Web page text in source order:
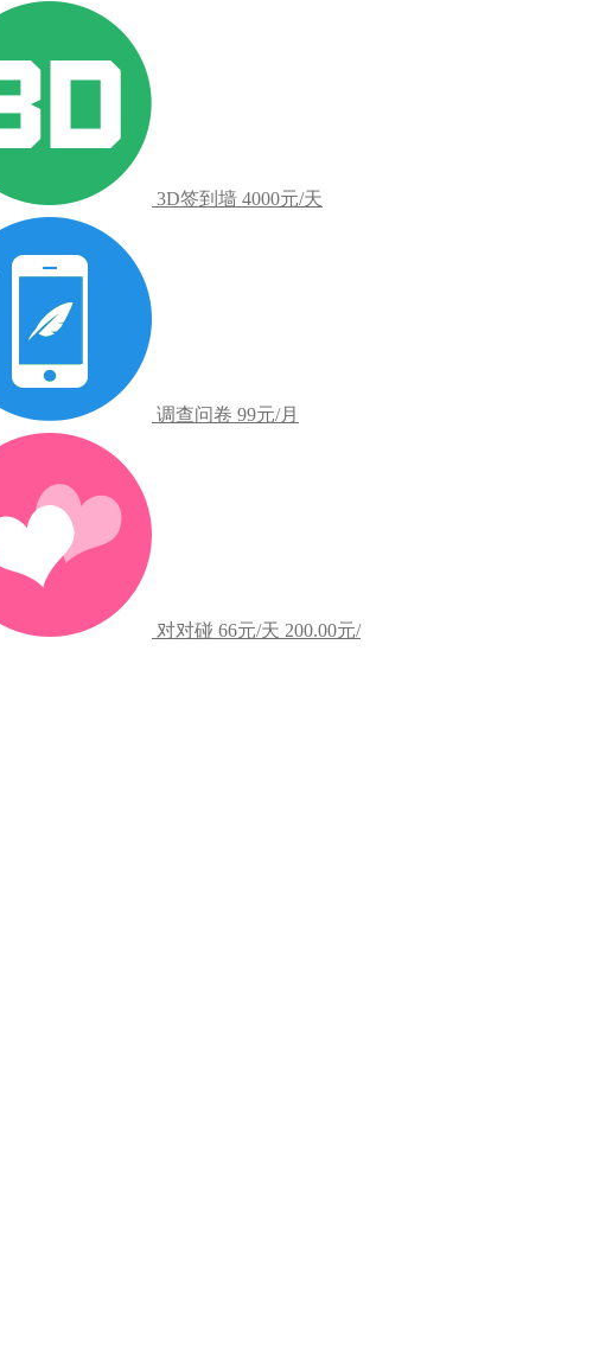
3D签到墙 4000元/天
调查问卷 99元/月
对对碰 66元/天 200.00元/